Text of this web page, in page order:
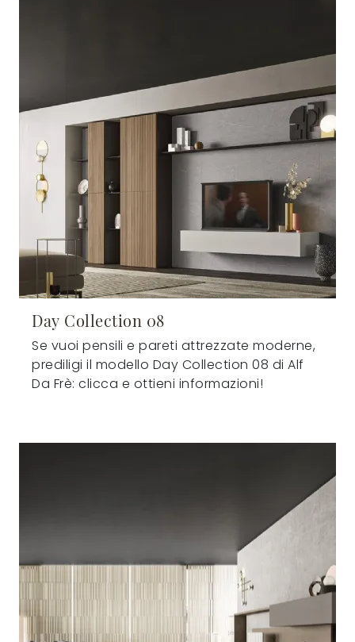
Day Collection 08
Se vuoi pensili e pareti attrezzate moderne,
prediligi il modello Day Collection 08 di Alf
Da Frè: clicca e ottieni informazioni!